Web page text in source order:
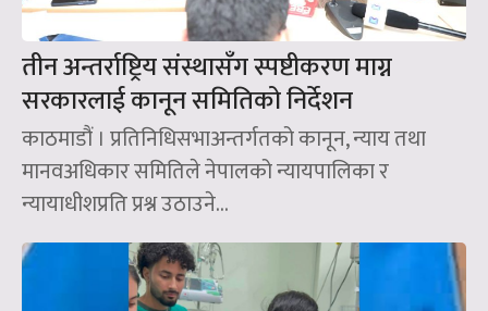
तीन अन्तर्राष्ट्रिय संस्थासँग स्पष्टीकरण माग्न
सरकारलाई कानून समितिको निर्देशन
काठमाडौं । प्रतिनिधिसभाअन्तर्गतको कानून, न्याय तथा
मानवअधिकार समितिले नेपालको न्यायपालिका र
न्यायाधीशप्रति प्रश्न उठाउने...